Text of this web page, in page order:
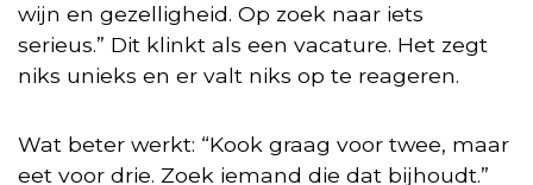
wijn en gezelligheid. Op zoek naar iets
serieus.” Dit klinkt als een vacature. Het zegt
niks unieks en er valt niks op te reageren.
Wat beter werkt: “Kook graag voor twee, maar
eet voor drie. Zoek iemand die dat bijhoudt.”